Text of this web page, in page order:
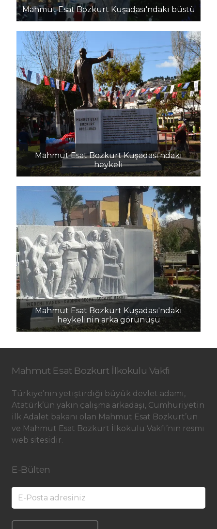
Mahmut Esat Bozkurt Kuşadası'ndaki büstü
Mahmut Esat Bozkurt Kuşadası'ndaki
heykeli
Mahmut Esat Bozkurt Kuşadası'ndaki
heykelinin arka görünüşü
Mahmut Esat Bozkurt İlkokulu Vakfı
Türkiye’nin yetiştirdiği büyük devlet adamı,
Atatürk’ün yakın çalışma arkadaşı, Cumhuriyetin
ilk Adalet bakanı olan Mahmut Esat Bozkurt’un
ve Mahmut Esat Bozkurt İlkokulu Vakfı’nın resmi
web sitesidir.
E-Bülten